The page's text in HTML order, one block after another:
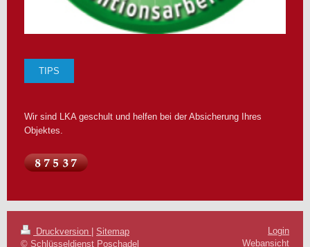
TIPS
Wir sind LKA geschult und helfen bei der Absicherung Ihres
Objektes.
Druckversion
Sitemap
© Schlüsseldienst Poschadel
Login
Webansicht